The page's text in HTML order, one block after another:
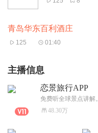
富勤、乒乓球世界冠军瓦尔
法国获奖的“单品种、产地、
去参观吧。
青岛华东百利酒庄
125 01:40
主播信息
恋景旅行APP
免费听全球景点讲解
48.30万